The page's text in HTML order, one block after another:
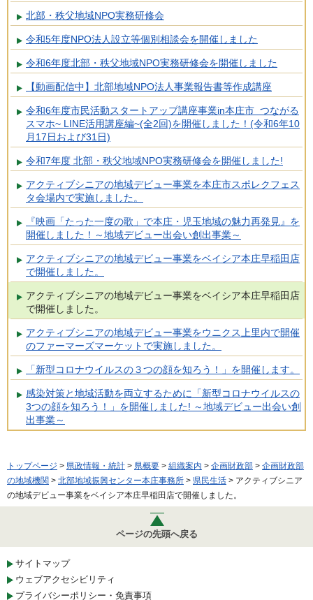
北部・秩父地域NPO実務研修会
令和5年度NPO法人設立等個別相談会を開催しました
令和6年度北部・秩父地域NPO実務研修会を開催しました
【動画配信中】北部地域NPO法人事業報告書等作成講座
令和6年度市民活動スタートアップ講座事業in本庄市 つながる
スマホ~ LINE活用講座編~(全2回)を開催しました！(令和6年10
月17日および31日)
令和7年度 北部・秩父地域NPO実務研修会を開催しました!
アクティブシニアの地域デビュー事業を本庄市スポレクフェス
タ会場内で実施しました。
『映画「たった一度の歌」で本庄・児玉地域の魅力再発見』を
開催しました！～地域デビュー出会い創出事業～
アクティブシニアの地域デビュー事業をベイシア本庄早稲田店
で開催しました。
アクティブシニアの地域デビュー事業をベイシア本庄早稲田店
で開催しました。
アクティブシニアの地域デビュー事業をウニクス上里内で開催
のファーマーズマーケットで実施しました。
「新型コロナウイルスの３つの顔を知ろう！」を開催します。
感染対策と地域活動を両立するために「新型コロナウイルスの
3つの顔を知ろう！」を開催しました! ～地域デビュー出会い創
出事業～
トップページ > 県政情報・統計 > 県概要 > 組織案内 > 企画財政部 > 企画財政部
の地域機関 > 北部地域振興センター本庄事務所 > 県民生活 > アクティブシニア
の地域デビュー事業をベイシア本庄早稲田店で開催しました。
ページの先頭へ戻る
サイトマップ
ウェブアクセシビリティ
プライバシーポリシー・免責事項